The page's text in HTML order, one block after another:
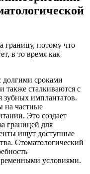
границу, потому что
в то время как
долгими сроками
сталкиваются с
зубных имплантатов.
на частные
Это создает
границей для
ищут доступные
Стоматологический
условиями.